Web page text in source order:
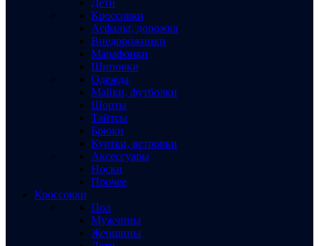
Дети
Кроссовки
Асфальт, дорожка
Внедорожники
Марафонки
Шиповки
Одежда
Майки, футболки
Шорты
Тайтсы
Брюки
Куртки, ветровки
Аксессуары
Носки
Прочее
Кроссовки
Пол
Мужчины
Женщины